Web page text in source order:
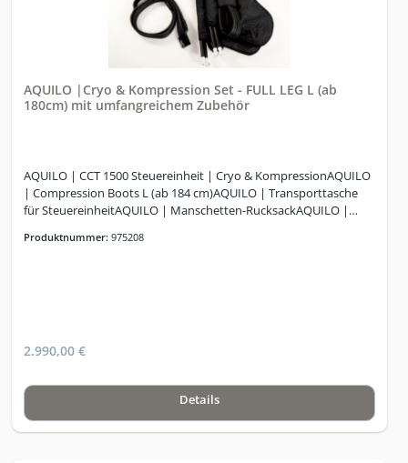
AQUILO |Cryo & Kompression Set - FULL LEG L (ab
180cm) mit umfangreichem Zubehör
AQUILO | CCT 1500 Steuereinheit | Cryo & KompressionAQUILO
| Compression Boots L (ab 184 cm)AQUILO | Transporttasche
für SteuereinheitAQUILO | Manschetten-RucksackAQUILO |
Produktnummer: 975208
2.990,00 €
Details